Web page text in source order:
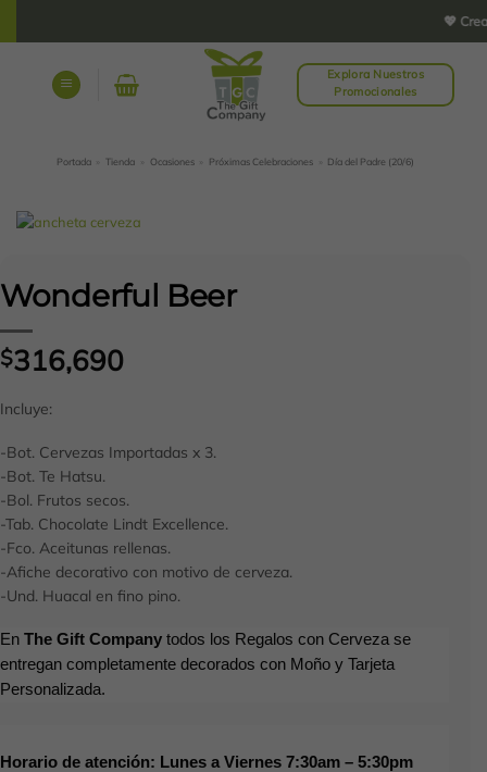
💖
Explora Nuestros
Promocionales
Portada Tienda Ocasiones Próximas Celebraciones Día del Padre (20/6)
Wonderful Beer
$316,690
Incluye:
-Bot. Cervezas Importadas x 3.
-Bot. Te Hatsu.
-Bol. Frutos secos.
-Tab. Chocolate Lindt Excellence.
-Fco. Aceitunas rellenas.
-Afiche decorativo con motivo de cerveza.
-Und. Huacal en fino pino.
En The Gift Company todos los Regalos con Cerveza se
entregan completamente decorados con Moño y Tarjeta
Personalizada.
Horario de atención: Lunes a Viernes 7:30am – 5:30pm